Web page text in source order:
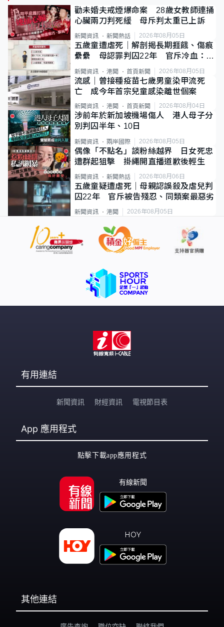
勸未婚夫戒煙爆命案 28歲女教師連捅
心臟兩刀判死緩 母斥判太重已上訴
新聞資訊 新聞熱話 2026年08月05日
五歲童遭虐死｜解剖揭長期捱餓、傷痕
纍纍 母認罪判囚22年 官斥冷血：同
類案最惡劣
新聞資訊 港聞 首頁新聞 2026年08月05日
流感｜曾接種疫苗七歲男童染甲流死
亡 成今年首宗兒童感染離世個案
新聞資訊 港聞 首頁新聞 2026年08月04日
涉前年於新加坡機場傷人 港人母子分
別判囚半年、10日
新聞資訊 兩岸國際 2026年08月05日
偶像「不點名」談粉絲越界 日女死忠
遭群起狙擊 掛繩開直播道歉後輕生
新聞資訊 新聞熱話 2026年08月06日
五歲童疑遭虐死｜母親認誤殺及虐兒判
囚22年 官斥被告殘忍、同類案最惡劣
新聞資訊 港聞 2026年08月05日
有用連結
新聞資訊 財經資訊 電視節目表
App 應用程式
點擊下載app應用程式
有線新聞
HOY
其他連結